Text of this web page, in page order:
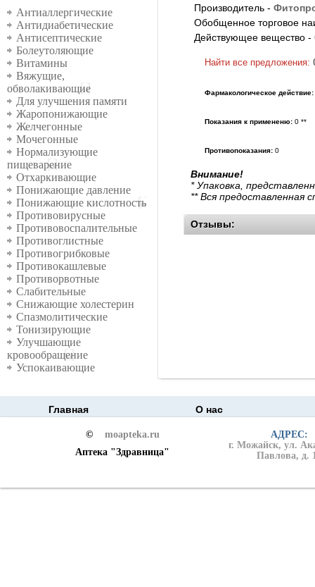
Группы
Антиаллергические
Антидиабетические
Антисептические
Болеутоляющие
Витамины
Вяжущие,
обволакивающие
Для улучшения памяти
Жаропонижающие
Желчегонные
Мочегонные
Нормализующие
пищеварение
Отхаркивающие
Понижающие давление
Понижающие кислотность
Противовирусные
Противовоспалительные
Противоглистные
Противогрибковые
Противокашлевые
Противорвотные
Слабительные
Снижающие холестерин
Спазмолитические
Тонизирующие
Улучшающие
кровообращение
Успокаивающие
Производитель -
Обобщенное торговое
Действующее вещество -
Найти все предложения:
Фармакологическое действие:
Показания к примененю: 0 **
Противопоказания: 0
Внимание!
* Упаковка,
** Вся предоставленная
Отзывы:
Главная О нас
©
moapteka.ru
Аптека "Здравница"
АДРЕС:
г. Можайск, ул.
Павлова, д.